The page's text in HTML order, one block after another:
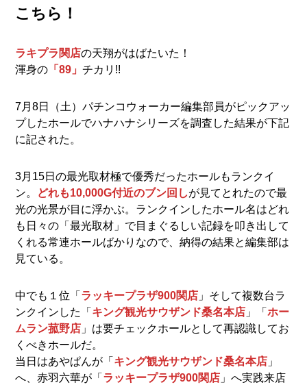
こちら！
ラキプラ関店の天翔がはばたいた！
渾身の 「89」チカリ!!
7月8日（土）パチンコウォーカー編集部員がピックアッ
プしたホールでハナハナシリーズを調査した結果が下記
に記された。
3月15日の最光取材極で優秀だったホールもランクイ
ン。 どれも10,000G付近のブン回しが見てとれたので最
光の光景が目に浮かぶ。ランクインしたホール名はどれ
も日々の「最光取材」で目まぐるしい記録を叩き出して
くれる常連ホールばかりなので、納得の結果と編集部は
見ている。
中でも１位「 ラッキープラザ900関店 」そして複数台ラ
ンクインした「 キング観光サウザンド桑名本店 」「ホー
ムラン菰野店 」は要チェックホールとして再認識してお
くべきホールだ。
当日はあやぱんが「 キング観光サウザンド桑名本店 」
へ、赤羽六華が「 ラッキープラザ900関店 」へ実践来店